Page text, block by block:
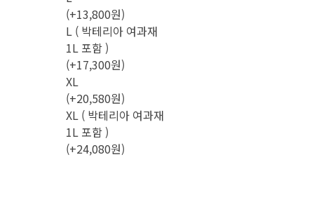
(+13,800원)
L ( 박테리아 여과재
1L 포함 )
(+17,300원)
XL
(+20,580원)
XL ( 박테리아 여과재
1L 포함 )
(+24,080원)